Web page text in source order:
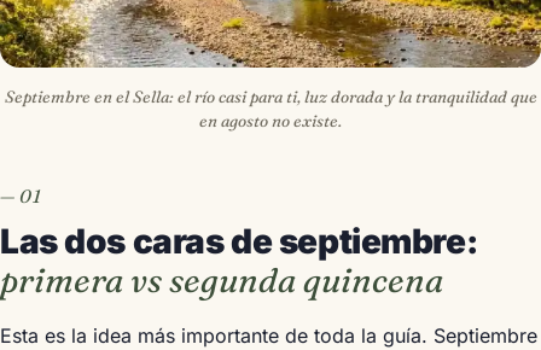
Septiembre en el Sella: el río casi para ti, luz dorada y la tranquilidad que
en agosto no existe.
Las dos caras de septiembre:
primera vs segunda quincena
Esta es la idea más importante de toda la guía. Septiembre